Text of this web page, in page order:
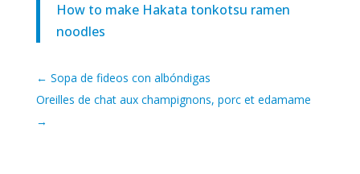
How to make Hakata tonkotsu ramen
noodles
← Sopa de fideos con albóndigas
Oreilles de chat aux champignons, porc et edamame
→